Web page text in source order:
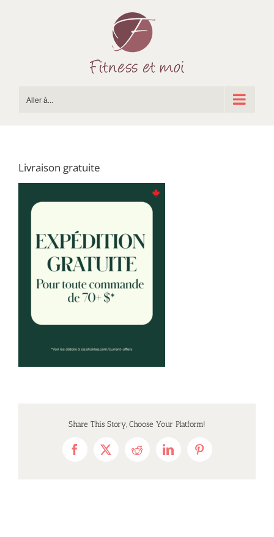
Aller à...
Livraison gratuite
Share This Story, Choose Your Platform!
Facebook
X RedditLinkedInPinterest